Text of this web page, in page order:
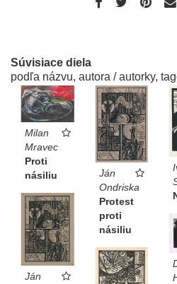
Súvisiace diela
podľa názvu, autora / autorky,
Milan
Mravec
Proti
násiliu
Ján
Ondriska
Protest
proti
násiliu
Ján